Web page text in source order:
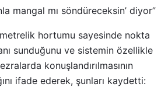
mangal mı söndüreceksin’ diyor”
metrelik hortumu sayesinde nokta
sunduğunu ve sistemin özellikle
konuşlandırılmasının
ifade ederek, şunları kaydetti: